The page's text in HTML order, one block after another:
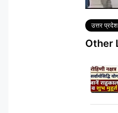
Tags
उत्तर प्रदेश
Other